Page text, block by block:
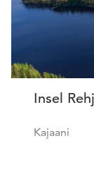
Insel
Kajaani